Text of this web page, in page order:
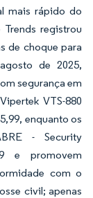
mais rápido do
registrou
de choque para
de 2025,
segurança em
VTS-880
enquanto os
- Security
e promovem
com o
civil; apenas